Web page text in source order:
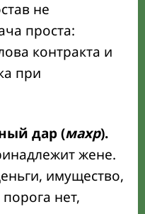
не
проста:
контракта и
при
дар (махр).
жене.
имущество,
нет,